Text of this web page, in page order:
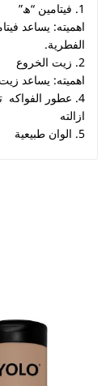
1. فيتامين “ھ”
اهميته: يساعد
الفطرية.
2. زيت الخروع
اهميته: يساعد
4. عطور الفواكه
ازالته
5. الوان طبيعية